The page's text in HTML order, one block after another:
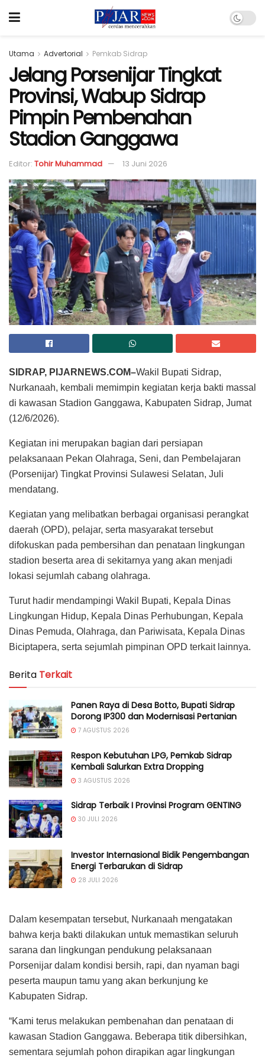
Utama Advertorial Pemkab Sidrap
Jelang Porsenijar Tingkat
Provinsi, Wabup Sidrap
Pimpin Pembenahan
Stadion Ganggawa
Editor: Tohir Muhammad 13 Juni 2026
SIDRAP, PIJARNEWS.COM–Wakil Bupati Sidrap,
Nurkanaah, kembali memimpin kegiatan kerja bakti massal
di kawasan Stadion Ganggawa, Kabupaten Sidrap, Jumat
(12/6/2026).
Kegiatan ini merupakan bagian dari persiapan
pelaksanaan Pekan Olahraga, Seni, dan Pembelajaran
(Porsenijar) Tingkat Provinsi Sulawesi Selatan, Juli
mendatang.
Kegiatan yang melibatkan berbagai organisasi perangkat
daerah (OPD), pelajar, serta masyarakat tersebut
difokuskan pada pembersihan dan penataan lingkungan
stadion beserta area di sekitarnya yang akan menjadi
lokasi sejumlah cabang olahraga.
Turut hadir mendampingi Wakil Bupati, Kepala Dinas
Lingkungan Hidup, Kepala Dinas Perhubungan, Kepala
Dinas Pemuda, Olahraga, dan Pariwisata, Kepala Dinas
Biciptapera, serta sejumlah pimpinan OPD terkait lainnya.
Berita Terkait
Panen Raya di Desa Botto, Bupati Sidrap
Dorong IP300 dan Modernisasi Pertanian
7 AGUSTUS 2026
Respon Kebutuhan LPG, Pemkab Sidrap
Kembali Salurkan Extra Dropping
3 AGUSTUS 2026
Sidrap Terbaik I Provinsi Program GENTING
30 JULI 2026
Investor Internasional Bidik Pengembangan
Energi Terbarukan di Sidrap
28 JULI 2026
Dalam kesempatan tersebut, Nurkanaah mengatakan
bahwa kerja bakti dilakukan untuk memastikan seluruh
sarana dan lingkungan pendukung pelaksanaan
Porsenijar dalam kondisi bersih, rapi, dan nyaman bagi
peserta maupun tamu yang akan berkunjung ke
Kabupaten Sidrap.
“Kami terus melakukan pembenahan dan penataan di
kawasan Stadion Ganggawa. Beberapa titik dibersihkan,
sementara sejumlah pohon dirapikan agar lingkungan